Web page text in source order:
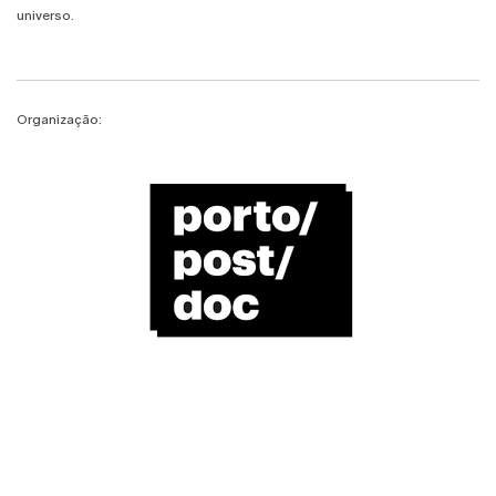
universo.
Organização: